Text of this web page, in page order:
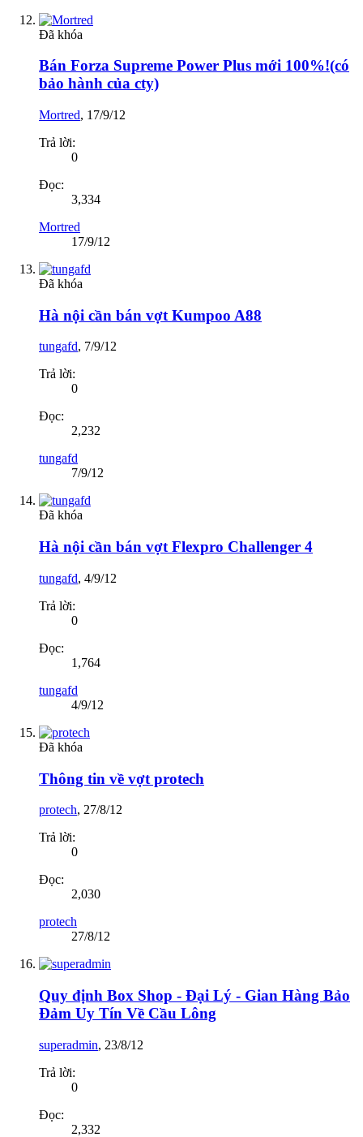
Đã khóa
Bán Forza Supreme Power Plus mới 100%!(có
bảo hành của cty)
Mortred, 17/9/12
Trả lời:
0
Đọc:
3,334
Mortred
17/9/12
Đã khóa
Hà nội cần bán vợt Kumpoo A88
tungafd, 7/9/12
Trả lời:
0
Đọc:
2,232
tungafd
7/9/12
Đã khóa
Hà nội cần bán vợt Flexpro Challenger 4
tungafd, 4/9/12
Trả lời:
0
Đọc:
1,764
tungafd
4/9/12
Đã khóa
Thông tin về vợt protech
protech, 27/8/12
Trả lời:
0
Đọc:
2,030
protech
27/8/12
Quy định Box Shop - Đại Lý - Gian Hàng Bảo
Đảm Uy Tín Về Cầu Lông
superadmin, 23/8/12
Trả lời:
0
Đọc:
2,332